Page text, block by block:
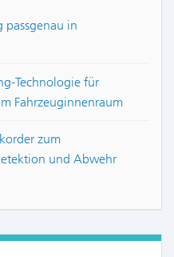
passgenau in
Technologie für
Fahrzeuginnenraum
zum
und Abwehr